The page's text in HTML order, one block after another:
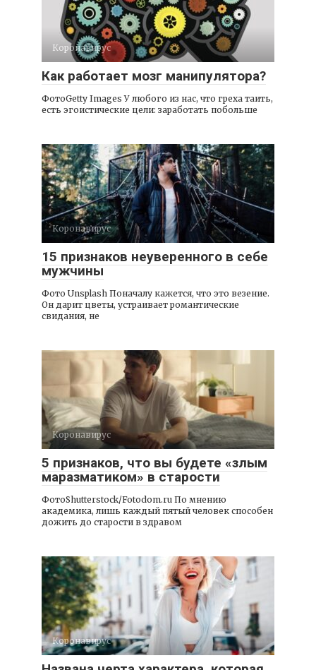
Коронавирус
Как работает мозг манипулятора?
ФотоGetty Images У любого из нас, что греха таить,
есть эгоистические цели: заработать побольше
Коронавирус
15 признаков неуверенного в себе
мужчины
Фото Unsplash Поначалу кажется, что это везение.
Он дарит цветы, устраивает романтические
свидания, не
Коронавирус
5 признаков, что вы будете «злым
маразматиком» в старости
ФотоShutterstock/Fotodom.ru По мнению
академика, лишь каждый пятый человек способен
дожить до старости в здравом
Коронавирус